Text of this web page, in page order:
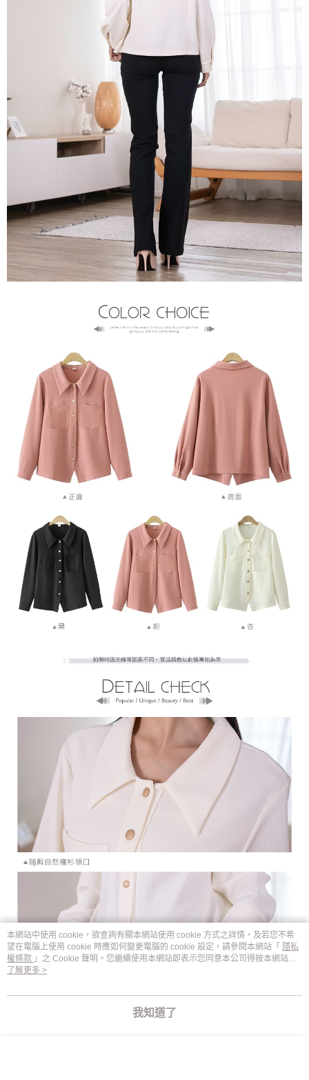
本網站中使用 cookie，欲查詢有關本網站使用 cookie 方式之詳情，及若您不希
望在電腦上使用 cookie 時應如何變更電腦的 cookie 設定，請參閱本網站「 隱私
權條款 」之 Cookie 聲明。您繼續使用本網站即表示您同意本公司得按本網站使
用條款之 Cookie 聲明使用 cookie。
了解更多 >
我知道了